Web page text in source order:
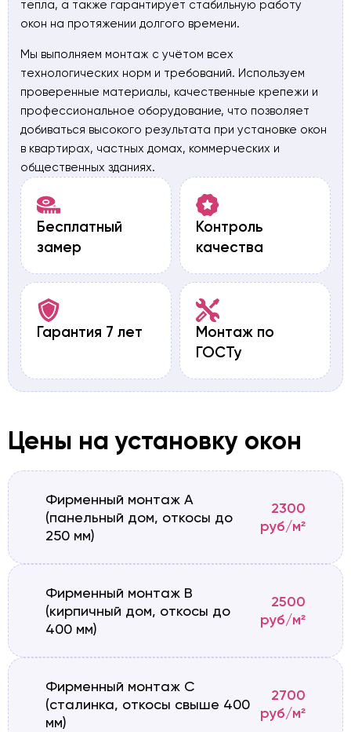
тепла, а также гарантирует стабильную работу
окон на протяжении долгого времени.
Мы выполняем монтаж с учётом всех
технологических норм и требований. Используем
проверенные материалы, качественные крепежи и
профессиональное оборудование, что позволяет
добиваться высокого результата при установке окон
в квартирах, частных домах, коммерческих и
общественных зданиях.
Бесплатный
замер
Контроль
качества
Гарантия 7 лет
Монтаж по
ГОСТу
Цены на установку окон
Фирменный монтаж А
(панельный дом, откосы до
250 мм)
2300
руб/м²
Фирменный монтаж B
(кирпичный дом, откосы до
400 мм)
2500
руб/м²
Фирменный монтаж C
(сталинка, откосы свыше 400
мм)
2700
руб/м²